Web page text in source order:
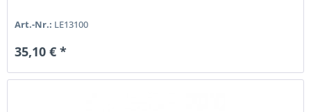
Art.-Nr.: LE13100
35,10 € *